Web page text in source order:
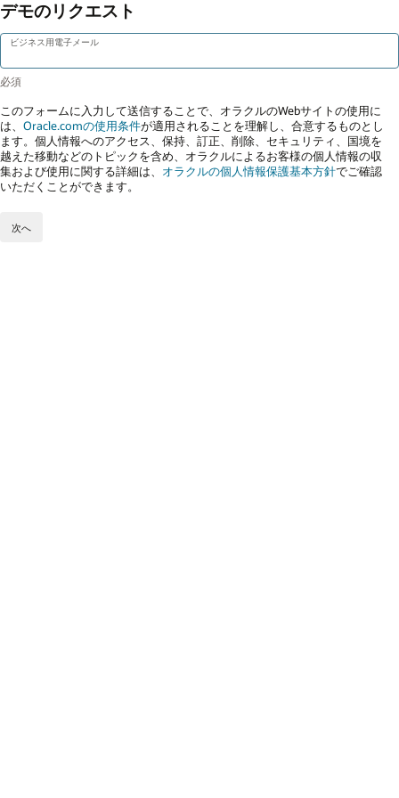
デモのリクエスト
ビジネス用電子メール
このフォームに入力して送信することで、オラクルのWebサイトの使用に
は、 Oracle.comの使用条件が適用されることを理解し、合意するものとし
ます。個人情報へのアクセス、保持、訂正、削除、セキュリティ、国境を
越えた移動などのトピックを含め、オラクルによるお客様の個人情報の収
集および使用に関する詳細は、 オラクルの個人情報保護基本方針でご確認
いただくことができます。
次へ